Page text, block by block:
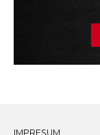
IMPRESUM